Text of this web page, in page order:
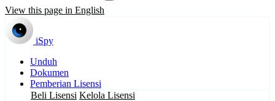
View this page in English
iSpy
Unduh
Dokumen
Pemberian Lisensi
Beli Lisensi Kelola Lisensi